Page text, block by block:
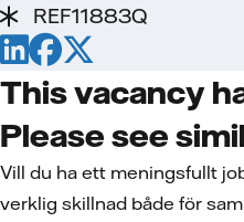
REF11883Q
This vacancy
Please see
Vill du ha ett meningsfullt
verklig skillnad både för